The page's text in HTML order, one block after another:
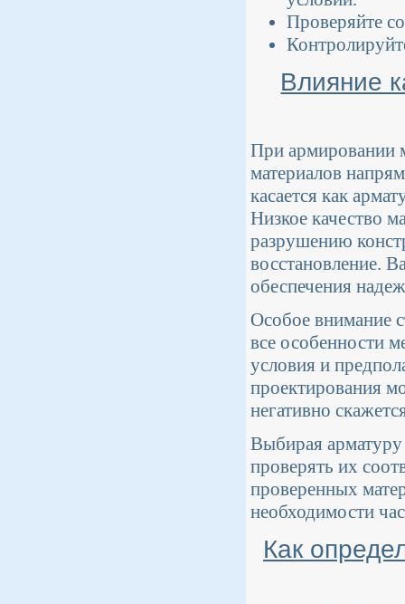
Проверяйте
Влияние
При армировании
материалов
касается как
Низкое качество
разрушению
восстановление.
обеспечения
Особое внимание
все особенности
условия и
проектирования
негативно
Выбирая
проверять их
проверенных
необходимости
Как